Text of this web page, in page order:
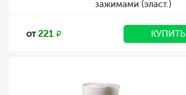
зажимами (эласт.)
от221 КУПИТЬ